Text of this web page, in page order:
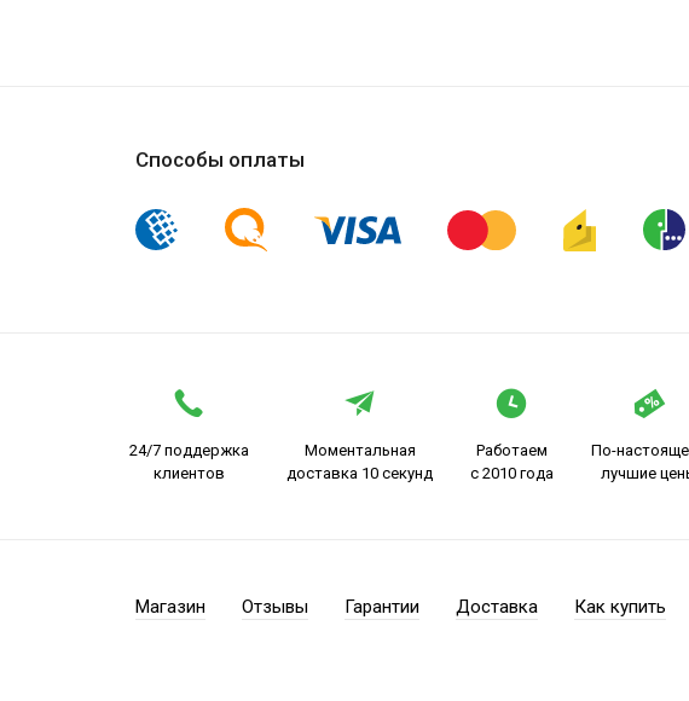
Способы оплаты
24/7 поддержка
клиентов
Моментальная
доставка 10 секунд
Работаем
с 2010 года
По-
лучшие
Магазин Отзывы Гарантии Доставка Как купить